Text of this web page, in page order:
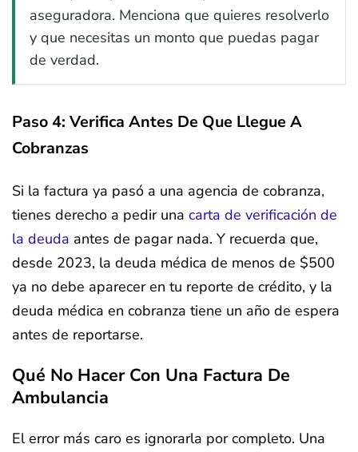
aseguradora. Menciona que quieres resolverlo
y que necesitas un monto que puedas pagar
de verdad.
Paso 4: Verifica Antes De Que Llegue A
Cobranzas
Si la factura ya pasó a una agencia de cobranza,
tienes derecho a pedir una carta de verificación de
la deuda antes de pagar nada. Y recuerda que,
desde 2023, la deuda médica de menos de $500
ya no debe aparecer en tu reporte de crédito, y la
deuda médica en cobranza tiene un año de espera
antes de reportarse.
Qué No Hacer Con Una Factura De
Ambulancia
El error más caro es ignorarla por completo. Una